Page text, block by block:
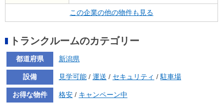
この企業の他の物件も見る
トランクルームのカテゴリー
都道府県 新潟県
設備 見学可能 / 運送 / セキュリティ / 駐車場
お得な物件 格安 / キャンペーン中